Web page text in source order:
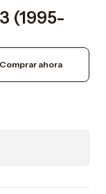
(1995-
Comprar ahora